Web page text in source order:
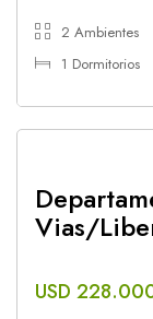
2 Ambientes
1 Dormitorios
Vias/
USD